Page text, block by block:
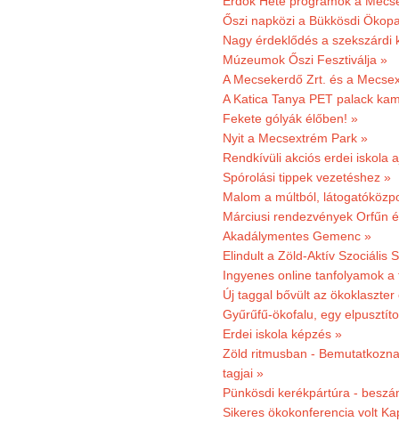
Őszi napközi a Bükkösdi
Nagy érdeklődés a szekszárdi
Múzeumok Őszi Fesztiválja »
A Mecsekerdő Zrt. és a
A Katica Tanya PET palack
Fekete gólyák élőben! »
Nyit a Mecsextrém Park »
Rendkívüli akciós erdei iskola
Spórolási tippek vezetéshez »
Malom a múltból,
Márciusi rendezvények Orfűn
Akadálymentes Gemenc »
Elindult a Zöld-Aktív Szociális
Ingyenes online tanfolyamok
Új taggal bővült az ökoklaszter
Gyűrűfű-ökofalu, egy
Erdei iskola képzés »
Zöld ritmusban -
tagjai »
Pünkösdi kerékpártúra -
Sikeres ökokonferencia volt